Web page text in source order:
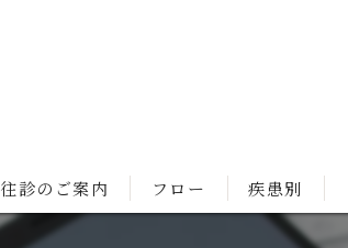
往診のご案内 フロー 疾患別